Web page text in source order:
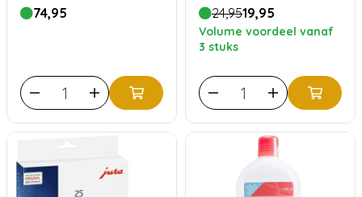
74,95 24,9519,95
Volume voordeel vanaf
3 stuks